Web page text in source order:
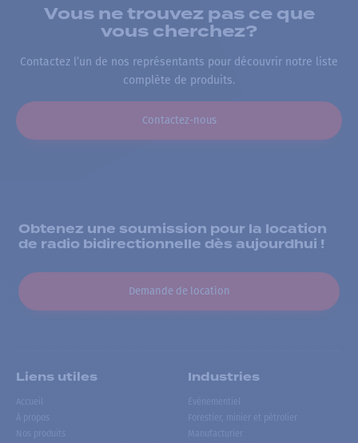
Vous ne trouvez pas ce que
vous cherchez?
Contactez l’un de nos représentants pour découvrir notre liste
complète de produits.
Contactez-nous
Obtenez une soumission pour la location
de radio bidirectionnelle dès aujourdhui !
Demande de location
Liens utiles
Accueil
À propos
Nos produits
Industries
Événementiel
Forestier, minier et pétrolier
Manufacturier